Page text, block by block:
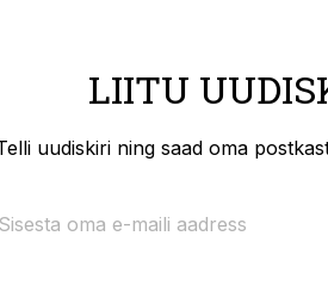
LIITU
uudiskiri ning saad oma